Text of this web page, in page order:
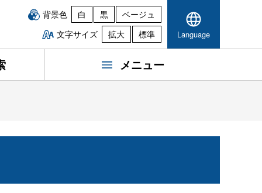
背景色 白 黒
ベージュ
文字サイズ
拡大 標準 Language
メニュー